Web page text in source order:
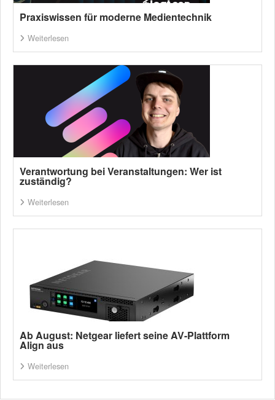
Praxiswissen für moderne Medientechnik
Weiterlesen
Verantwortung bei Veranstaltungen: Wer ist
zuständig?
Weiterlesen
Ab August: Netgear liefert seine AV-Plattform
Align aus
Weiterlesen